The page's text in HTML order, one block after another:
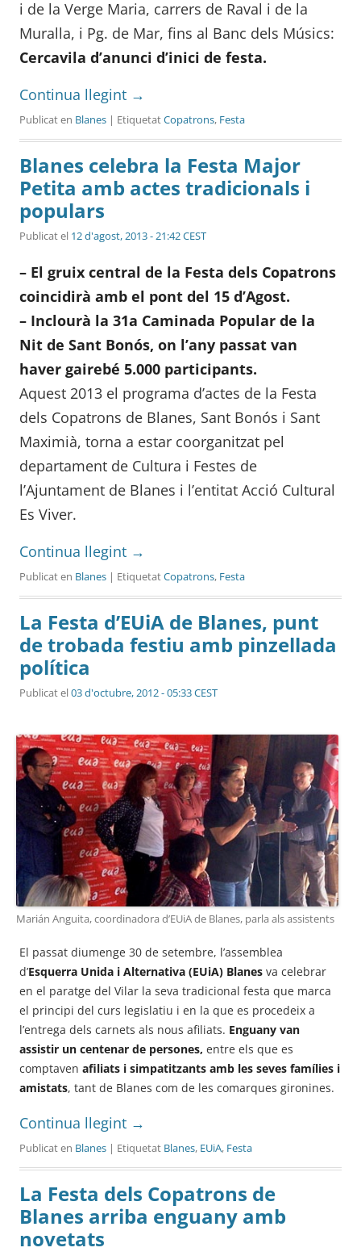
i de la Verge Maria, carrers de Raval i de la
Muralla, i Pg. de Mar, fins al Banc dels Músics:
Cercavila d’anunci d’inici de festa.
Continua llegint →
Publicat en Blanes | EtiquetatCopatrons, Festa
Blanes celebra la Festa Major
Petita amb actes tradicionals i
populars
Publicat el 12 d'agost, 2013 - 21:42 CEST
– El gruix central de la Festa dels Copatrons
coincidirà amb el pont del 15 d’Agost.
– Inclourà la 31a Caminada Popular de la
Nit de Sant Bonós, on l’any passat van
haver gairebé 5.000 participants.
Aquest 2013 el programa d’actes de la Festa
dels Copatrons de Blanes, Sant Bonós i Sant
Maximià, torna a estar coorganitzat pel
departament de Cultura i Festes de
l’Ajuntament de Blanes i l’entitat Acció Cultural
Es Viver.
Continua llegint →
Publicat en Blanes | EtiquetatCopatrons, Festa
La Festa d’EUiA de Blanes, punt
de trobada festiu amb pinzellada
política
Publicat el03 d'octubre, 2012 - 05:33 CEST
Marián Anguita, coordinadora d’EUiA de Blanes, parla als assistents
El passat diumenge 30 de setembre, l’assemblea
d’Esquerra Unida i Alternativa (EUiA) Blanes va celebrar
en el paratge del Vilar la seva tradicional festa que marca
el principi del curs legislatiu i en la que es procedeix a
l’entrega dels carnets als nous afiliats. Enguany van
assistir un centenar de persones, entre els que es
comptaven afiliats i simpatitzants amb les seves famílies i
amistats, tant de Blanes com de les comarques gironines.
Continua llegint →
Publicat en Blanes | Etiquetat Blanes, EUiA, Festa
La Festa dels Copatrons de
Blanes arriba enguany amb
novetats